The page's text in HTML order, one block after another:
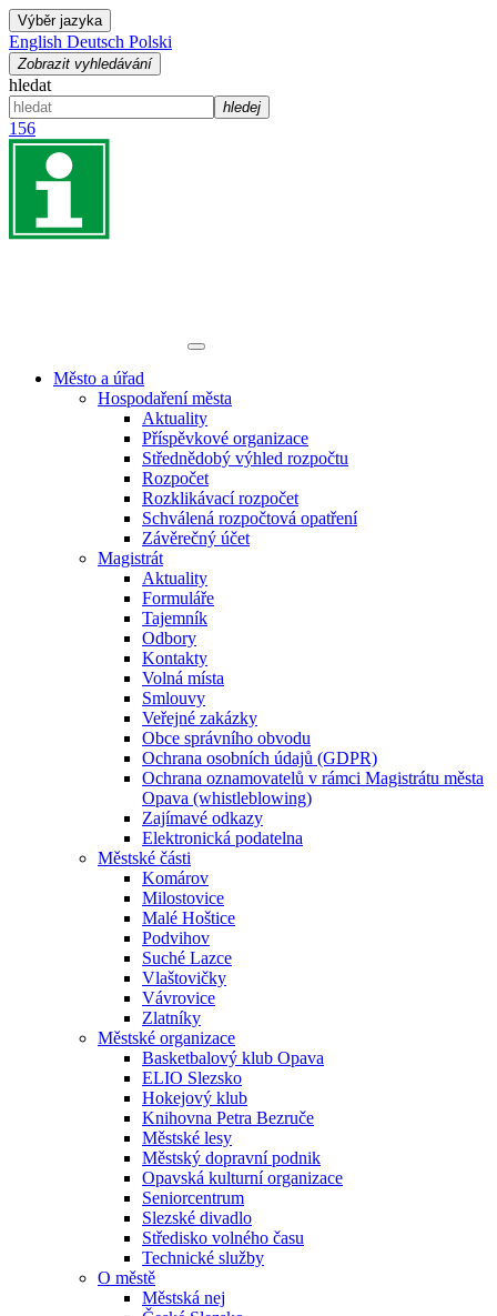
Výběr jazyka
English Deutsch Polski
Zobrazit vyhledávání
hledat
hledej
156
Město a úřad
Hospodaření města
Aktuality
Příspěvkové organizace
Střednědobý výhled rozpočtu
Rozpočet
Rozklikávací rozpočet
Schválená rozpočtová opatření
Závěrečný účet
Magistrát
Aktuality
Formuláře
Tajemník
Odbory
Kontakty
Volná místa
Smlouvy
Veřejné zakázky
Obce správního obvodu
Ochrana osobních údajů (GDPR)
Ochrana oznamovatelů v rámci Magistrátu města
Opava (whistleblowing)
Zajímavé odkazy
Elektronická podatelna
Městské části
Komárov
Milostovice
Malé Hoštice
Podvihov
Suché Lazce
Vlaštovičky
Vávrovice
Zlatníky
Městské organizace
Basketbalový klub Opava
ELIO Slezsko
Hokejový klub
Knihovna Petra Bezruče
Městské lesy
Městský dopravní podnik
Opavská kulturní organizace
Seniorcentrum
Slezské divadlo
Středisko volného času
Technické služby
O městě
Městská nej